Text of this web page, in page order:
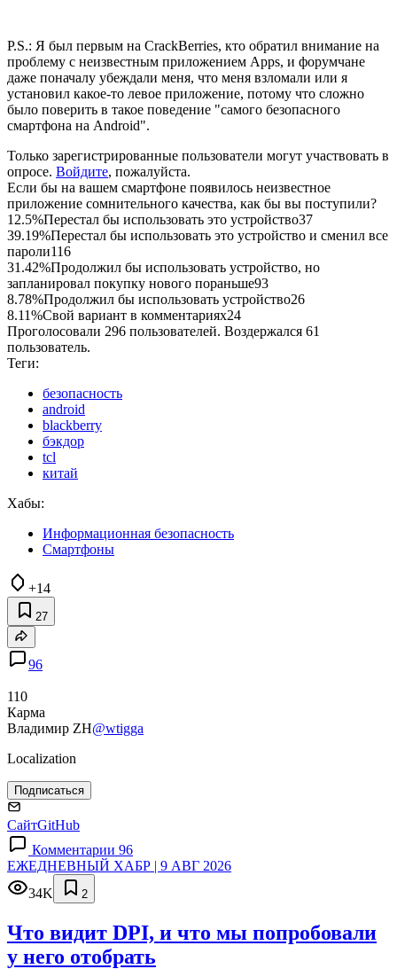
P.S.: Я был первым на CrackBerries, кто обратил внимание на
проблему с неизвестным приложением Apps, и форумчане
даже поначалу убеждали меня, что меня взломали или я
установил какое-то левое приложение, потому что сложно
было поверить в такое поведение "самого безопасного
смартфона на Android".
Только зарегистрированные пользователи могут участвовать в
опросе. Войдите, пожалуйста.
Если бы на вашем смартфоне появилось неизвестное
приложение сомнительного качества, как бы вы поступили?
12.5%Перестал бы использовать это устройство37
39.19%Перестал бы использовать это устройство и сменил все
пароли116
31.42%Продолжил бы использовать устройство, но
запланировал покупку нового пораньше93
8.78%Продолжил бы использовать устройство26
8.11%Свой вариант в комментариях24
Проголосовали 296 пользователей. Воздержался 61
пользователь.
Теги:
безопасность
android
blackberry
бэкдор
tcl
китай
Хабы:
Информационная безопасность
Смартфоны
+14
27
96
110
Карма
Владимир ZH@wtigga
Localization
Подписаться
СайтGitHub
Комментарии 96
ЕЖЕДНЕВНЫЙ ХАБР | 9 АВГ 2026
34K
2
Что видит DPI, и что мы попробовали
у него отобрать